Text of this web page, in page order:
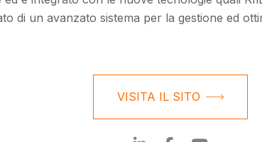
di un avanzato sistema per la gestione ed
VISITA IL SITO